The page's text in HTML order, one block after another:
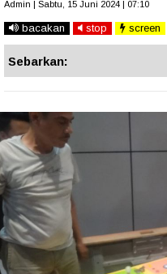
Admin | Sabtu, 15 Juni 2024 | 07:10
bacakan stop screen
Sebarkan: